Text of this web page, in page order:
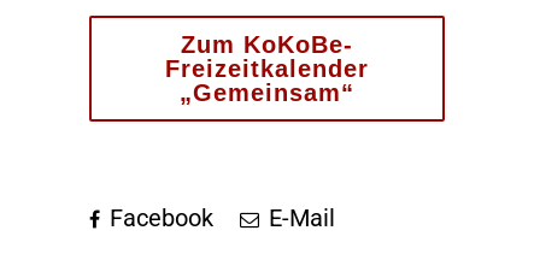
Zum KoKoBe-
Freizeitkalender
„Gemeinsam“
Facebook E-Mail